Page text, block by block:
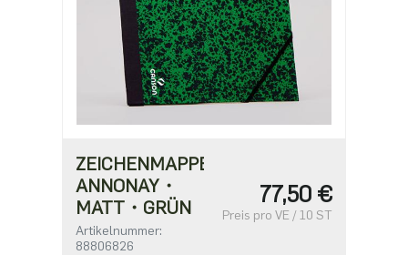
ZEICHENMAPPE
ANNONAY・
MATT・GRÜN
Artikelnummer:
88806826
77,50 €
Preis pro VE / 10 ST